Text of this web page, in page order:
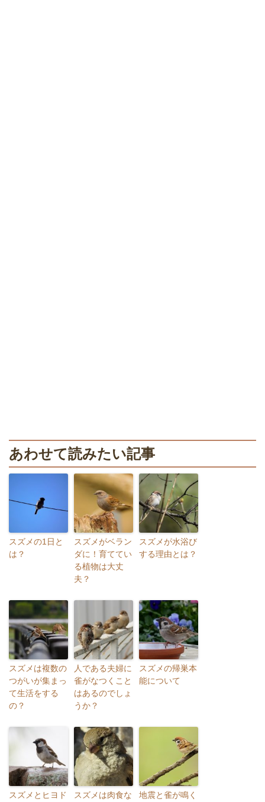
あわせて読みたい記事
スズメの1日と
は？
スズメがベラン
ダに！育ててい
る植物は大丈
夫？
スズメが水浴び
する理由とは？
スズメは複数の
つがいが集まっ
て生活をする
の？
人である夫婦に
雀がなつくこと
はあるのでしょ
うか？
スズメの帰巣本
能について
スズメとヒヨド スズメは肉食な 地震と雀が鳴く